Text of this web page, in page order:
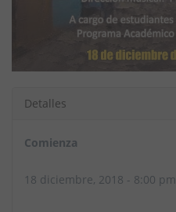
Detalles
Comienza
18 diciembre, 2018 - 8:00 pm